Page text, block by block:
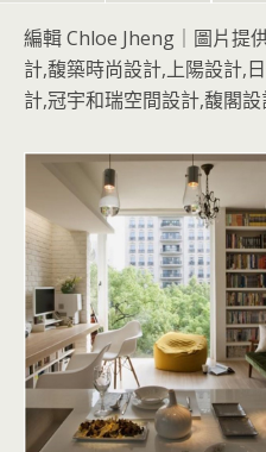
編輯 Chloe Jheng｜圖片提
計,馥築時尚設計,上陽設計,
計,冠宇和瑞空間設計,馥閣